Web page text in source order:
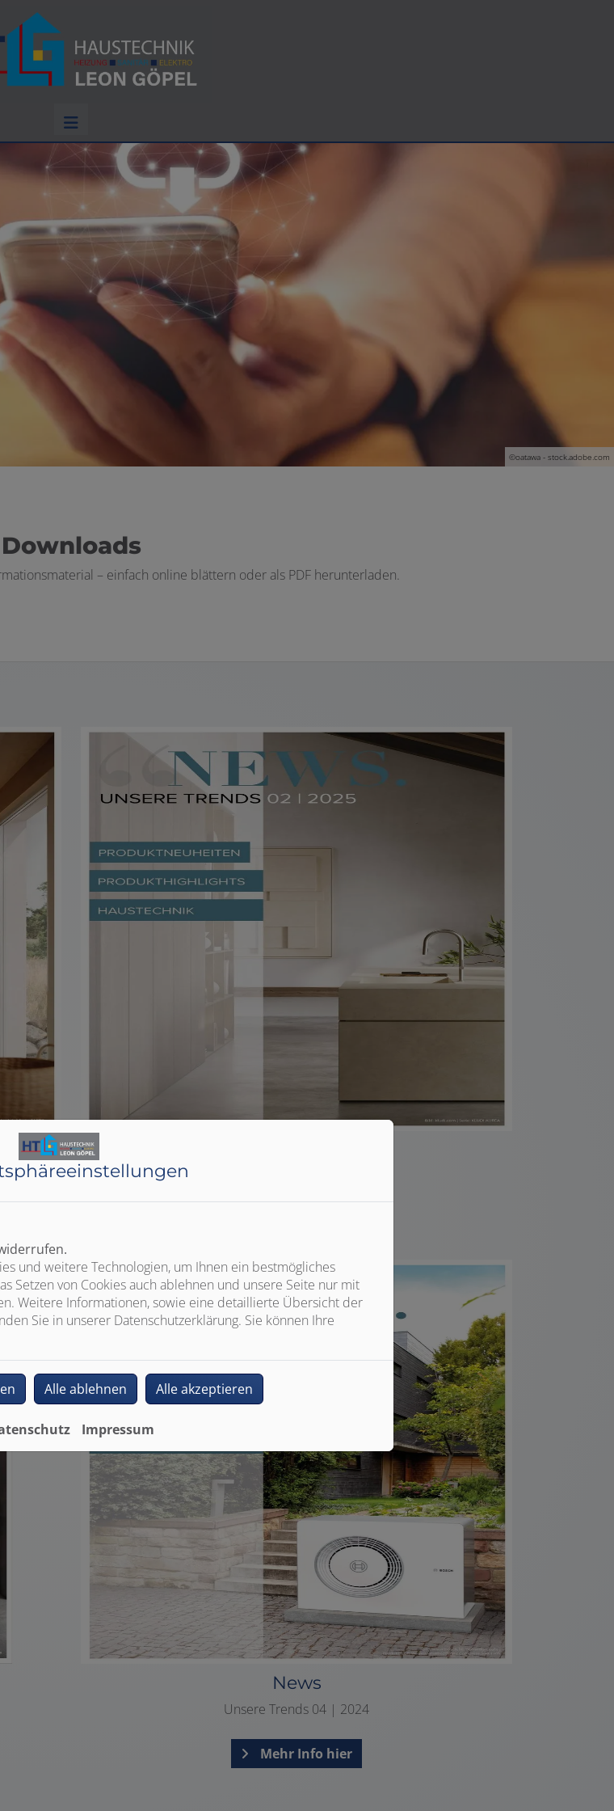
©oatawa - stock.adobe.com
Downloads
– einfach online blättern oder als PDF herunterladen.
News
Unsere Trends 04 | 2024
Mehr Info hier
und weitere Technologien, um Ihnen ein bestmögliches
Setzen von Cookies auch ablehnen und unsere Seite nur mit
Weitere Informationen, sowie eine detaillierte Übersicht der
Sie in unserer Datenschutzerklärung. Sie können Ihre
Alle ablehnen Alle akzeptieren
Impressum